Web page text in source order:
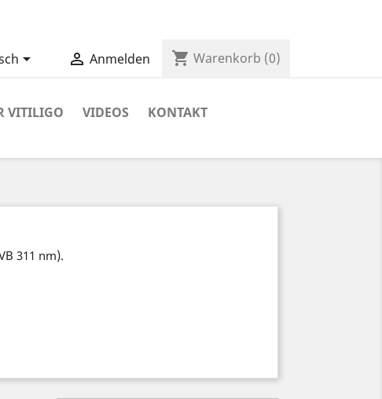
  Anmelden shopping_cart Warenkorb (0)
VITILIGO VIDEOS KONTAKT
311 nm).